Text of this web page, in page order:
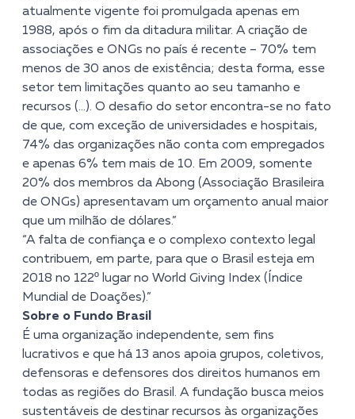
atualmente vigente foi promulgada apenas em
1988, após o fim da ditadura militar. A criação de
associações e ONGs no país é recente – 70% tem
menos de 30 anos de existência; desta forma, esse
setor tem limitações quanto ao seu tamanho e
recursos (…). O desafio do setor encontra-se no fato
de que, com exceção de universidades e hospitais,
74% das organizações não conta com empregados
e apenas 6% tem mais de 10. Em 2009, somente
20% dos membros da Abong (Associação Brasileira
de ONGs) apresentavam um orçamento anual maior
que um milhão de dólares.”
“A falta de confiança e o complexo contexto legal
contribuem, em parte, para que o Brasil esteja em
2018 no 122º lugar no World Giving Index (Índice
Mundial de Doações).”
Sobre o Fundo Brasil
É uma organização independente, sem fins
lucrativos e que há 13 anos apoia grupos, coletivos,
defensoras e defensores dos direitos humanos em
todas as regiões do Brasil. A fundação busca meios
sustentáveis de destinar recursos às organizações